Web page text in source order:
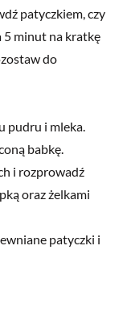
patyczkiem, czy
5 minut na kratkę
do
pudru i mleka.
babkę.
i rozprowadź
oraz żelkami
patyczki i